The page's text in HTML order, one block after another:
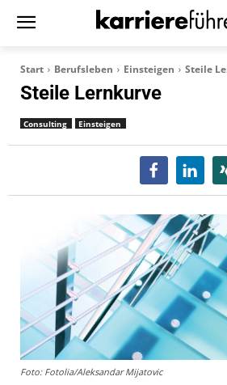
Start Berufsleben Einsteigen Steile
Steile Lernkurve
Consulting Einsteigen
Foto: Fotolia/Aleksandar Mijatovic